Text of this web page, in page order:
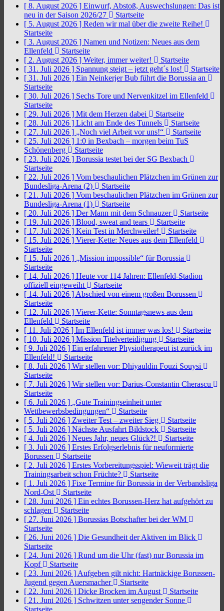
[ 8. August 2026 ] Einwurf, Abstoß, Auswechslungen: Das ist
neu in der Saison 2026/27
Startseite
[ 5. August 2026 ] Reden wir mal über die zweite Reihe!
Startseite
[ 3. August 2026 ] Namen und Notizen: Neues aus dem
Ellenfeld
Startseite
[ 2. August 2026 ] Weiter, immer weiter!
Startseite
[ 31. Juli 2026 ] Spannung steigt – jetzt geht´s los!
Startseite
[ 31. Juli 2026 ] Ein Neinkerjer Bub führt die Borussia an
Startseite
[ 30. Juli 2026 ] Sechs Tore und Nervenkitzel im Ellenfeld
Startseite
[ 29. Juli 2026 ] Mit dem Herzen dabei
Startseite
[ 28. Juli 2026 ] Licht am Ende des Tunnels
Startseite
[ 27. Juli 2026 ] „Noch viel Arbeit vor uns!“
Startseite
[ 25. Juli 2026 ] 1:0 in Bexbach – morgen beim TuS
Schönenberg
Startseite
[ 23. Juli 2026 ] Borussia testet bei der SG Bexbach
Startseite
[ 22. Juli 2026 ] Vom beschaulichen Plätzchen im Grünen zur
Bundesliga-Arena (2)
Startseite
[ 21. Juli 2026 ] Vom beschaulichen Plätzchen im Grünen zur
Bundesliga-Arena (1)
Startseite
[ 20. Juli 2026 ] Der Mann mit dem Schnauzer
Startseite
[ 19. Juli 2026 ] Blood, sweat and tears
Startseite
[ 17. Juli 2026 ] Kein Test in Merchweiler!
Startseite
[ 15. Juli 2026 ] Vierer-Kette: Neues aus dem Ellenfeld
Startseite
[ 15. Juli 2026 ] „Mission impossible“ für Borussia
Startseite
[ 14. Juli 2026 ] Heute vor 114 Jahren: Ellenfeld-Stadion
offiziell eingeweiht
Startseite
[ 14. Juli 2026 ] Abschied von einem großen Borussen
Startseite
[ 12. Juli 2026 ] Vierer-Kette: Sonntagsnews aus dem
Ellenfeld
Startseite
[ 11. Juli 2026 ] Im Ellenfeld ist immer was los!
Startseite
[ 10. Juli 2026 ] Mission Titelverteidigung
Startseite
[ 9. Juli 2026 ] Ein erfahrener Physiotherapeut ist zurück im
Ellenfeld!
Startseite
[ 8. Juli 2026 ] Wir stellen vor: Dhiyauldin Fouzi Souysi
Startseite
[ 7. Juli 2026 ] Wir stellen vor: Darius-Constantin Cherascu
Startseite
[ 6. Juli 2026 ] „Gute Trainingseinheit unter
Wettbewerbsbedingungen“
Startseite
[ 5. Juli 2026 ] Zweiter Test – zweiter Sieg
Startseite
[ 5. Juli 2026 ] Nächste Ausfahrt Bildstock
Startseite
[ 4. Juli 2026 ] Neues Jahr, neues Glück?!
Startseite
[ 3. Juli 2026 ] Erstes Erfolgserlebnis für neuformierte
Borussen
Startseite
[ 2. Juli 2026 ] Erstes Vorbereitungsspiel: Wieweit trägt die
Trainingsarbeit schon Früchte?
Startseite
[ 1. Juli 2026 ] Fixe Termine für Borussia in der Verbandsliga
Nord-Ost
Startseite
[ 28. Juni 2026 ] Ein echtes Borussen-Herz hat aufgehört zu
schlagen
Startseite
[ 27. Juni 2026 ] Borussias Botschafter bei der WM
Startseite
[ 26. Juni 2026 ] Die Gesundheit der Aktiven im Blick
Startseite
[ 24. Juni 2026 ] Rund um die Uhr (fast) nur Borussia im
Kopf
Startseite
[ 23. Juni 2026 ] Aufgeben gilt nicht: Hartnäckige Borussen-
Jugend gegen Auersmacher
Startseite
[ 22. Juni 2026 ] Dicke Brocken im August
Startseite
[ 21. Juni 2026 ] Schwitzen unter sengender Sonne
Startseite